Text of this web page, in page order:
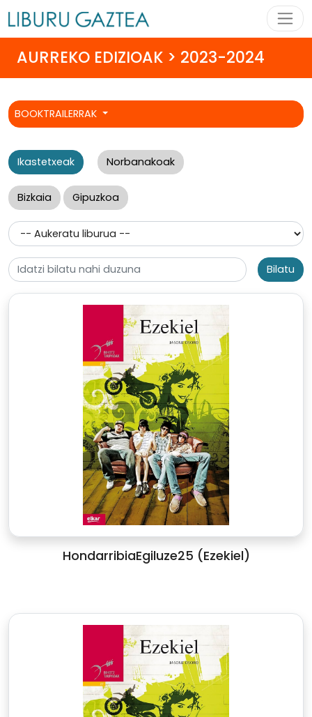
AURREKO EDIZIOAK > 2023-2024
BOOKTRAILERRAK
Ikastetxeak Norbanakoak
Bizkaia Gipuzkoa
Bilatu
HondarribiaEgiluze25 (Ezekiel)